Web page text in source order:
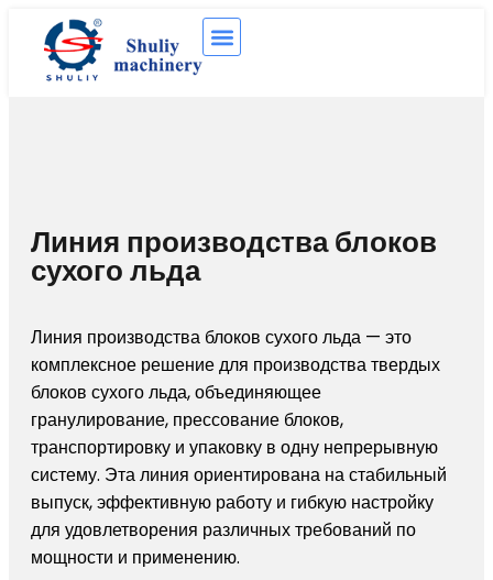
Линия производства блоков
сухого льда
Линия производства блоков сухого льда — это
комплексное решение для производства твердых
блоков сухого льда, объединяющее
гранулирование, прессование блоков,
транспортировку и упаковку в одну непрерывную
систему. Эта линия ориентирована на стабильный
выпуск, эффективную работу и гибкую настройку
для удовлетворения различных требований по
мощности и применению.